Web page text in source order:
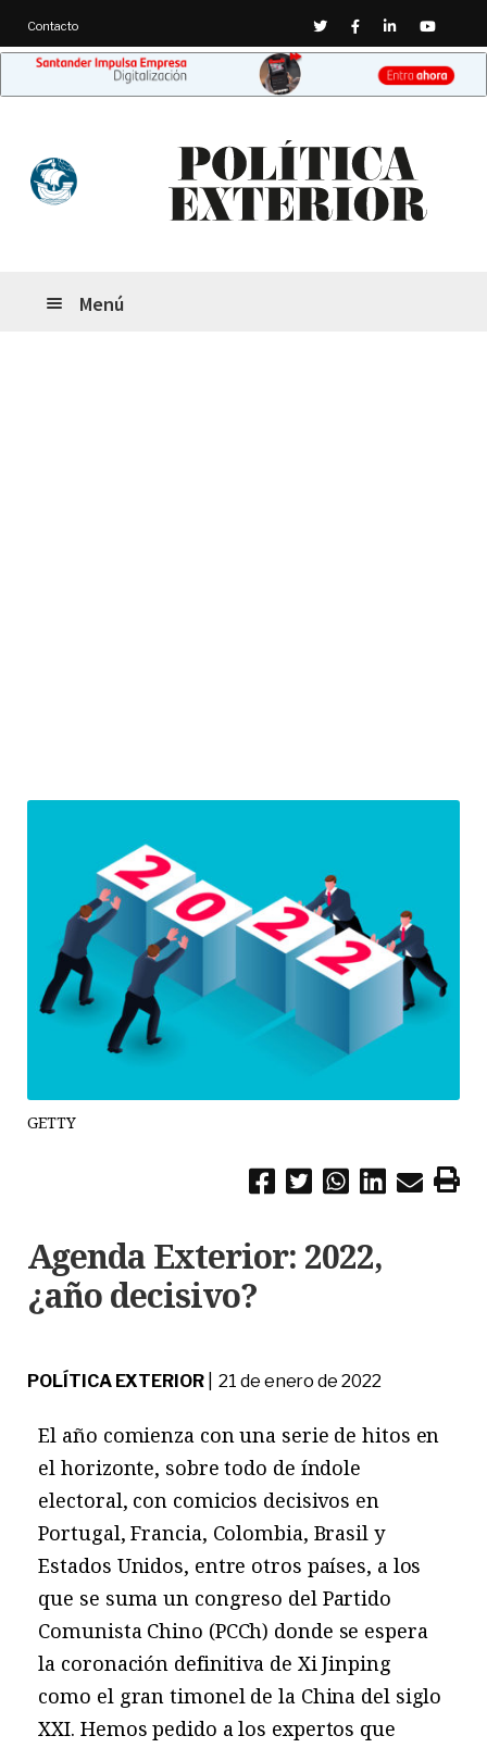
Contacto
Menú
GETTY
Agenda Exterior: 2022,
¿año decisivo?
POLÍTICA EXTERIOR| 21 de enero de 2022
El año comienza con una serie de hitos en
el horizonte, sobre todo de índole
electoral, con comicios decisivos en
Portugal, Francia, Colombia, Brasil y
Estados Unidos, entre otros países, a los
que se suma un congreso del Partido
Comunista Chino (PCCh) donde se espera
la coronación definitiva de Xi Jinping
como el gran timonel de la China del siglo
XXI. Hemos pedido a los expertos que